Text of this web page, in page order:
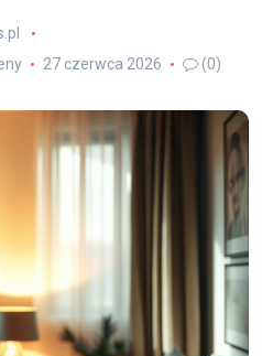
27 czerwca 2026 (0)